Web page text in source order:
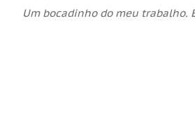
Um bocadinho do meu trabalho.